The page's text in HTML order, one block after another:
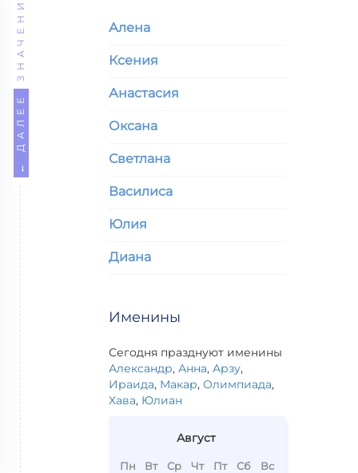
← ДАЛЕЕ
ЗНАЧЕНИЕ Алена
Ксения
Анастасия
Оксана
Светлана
Василиса
Юлия
Диана
Именины
Сегодня празднуют именины
Александр, Анна, Арзу,
Ираида, Макар, Олимпиада,
Хава, Юлиан
Август
Пн Вт Ср Чт Пт Сб Вс